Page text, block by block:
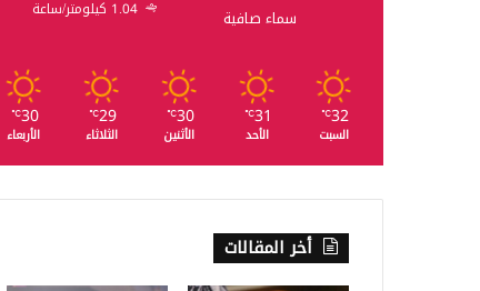
سماء صافية
1.04 كيلومتر/ساعة
32
℃
السبت
31
℃
الأحد
30
℃
الأثنين
29
℃
الثلاثاء
30
℃
الأربعاء
أخر المقالات